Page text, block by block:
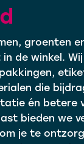
groenten
de winkel.
die
én betere
bieden we
je te